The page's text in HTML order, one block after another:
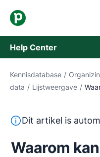
Help Center
Kennisdatabase
Neem contact op met het
Kennisdatabase /
data / Lijstweergave /
Deze tekst is
Dit artikel is
Waarom